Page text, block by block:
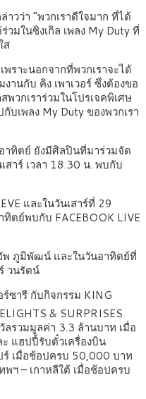
าวว่า “พวกเราดีใจมาก ที่ได้
วมในซิงเกิล เพลง My Duty ที่
ส
พราะนอกจากที่พวกเราจะได้
านกับ คิง เพาเวอร์ ซึ่งต้องขอ
วกเราร่วมในโปรเจคพิเศษ
เพลง My Duty ของพวกเรา
าทิตย์ ยังมีศิลปินที่มาร่วมจัด
าร์ เวลา 18.30 น. พบกับ
และในวันเสาร์ที่ 29
ตย์พบกับ FACEBOOK LIVE
ภูมิพัฒน์ และในวันอาทิตย์ที่
วนรัตน์
ซารี กับกิจกรรม KING
& SURPRISES
รวมมูลค่า 3.3 ล้านบาท เมื่อ
แฮปปี้รับตั๋วเครื่องบิน
ร์ เมื่อช้อปครบ 50,000 บาท
ฯ – เกาหลีใต้ เมื่อช้อปครบ